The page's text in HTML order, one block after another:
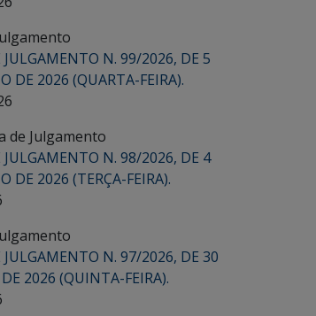
JULGAMENTO N. 99/2026, DE 5
DE 2026 (QUARTA-FEIRA).
de Julgamento
JULGAMENTO N. 98/2026, DE 4
DE 2026 (TERÇA-FEIRA).
JULGAMENTO N. 97/2026, DE 30
2026 (QUINTA-FEIRA).